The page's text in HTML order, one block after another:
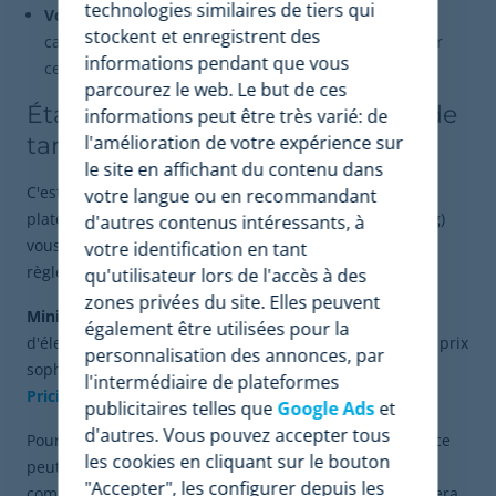
Volume (2e degré) : Achetez 3 unités ou plus de la
catégorie "accessoires".Règle :15 % de réduction sur
ces produits.
Étape 3 : Utilisez un outil avancé de
tarification dynamique
C'est ici que la technologie devient indispensable. Une
plateforme detarification dynamique(dynamic pricing)
vous permet d'automatiser l'application de toutes ces
règles complexes en temps réel.
Mini-cas pratiqueImaginons un e-commerce
d'électronique qui souhaite appliquer une stratégie de prix
sophistiquée. C'est là queReactev, l'outil de Dynamic
Pricing
de Minderest, entre en jeu.
Pour la discrimination de troisième degré, l'e-commerce
peut configurer "l'application mobile" et "le site web"
technologies similaires de tiers qui
stockent et enregistrent des
informations pendant que vous
parcourez le web. Le but de ces
informations peut être très varié: de
l'amélioration de votre expérience sur
le site en affichant du contenu dans
votre langue ou en recommandant
d'autres contenus intéressants, à
votre identification en tant
qu'utilisateur lors de l'accès à des
zones privées du site. Elles peuvent
également être utilisées pour la
personnalisation des annonces, par
l'intermédiaire de plateformes
publicitaires telles que Google Adset
d'autres. Vous pouvez accepter tous
les cookies en cliquant sur le bouton
"Accepter", les configurer depuis les